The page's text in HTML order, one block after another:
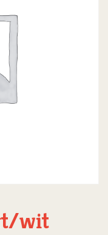
wit